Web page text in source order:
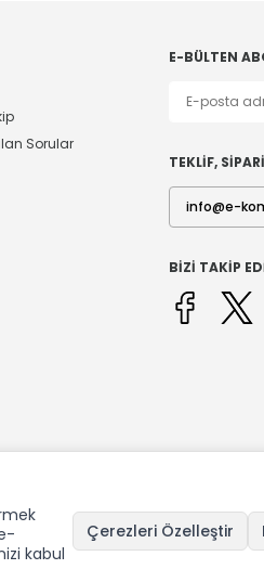
Sorular
E-BÜLTEN
TEKLİF,
BIZI TAKIP
kabul
Çerezleri Özelleştir